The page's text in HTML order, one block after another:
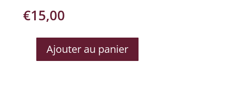
€15,00
QUANTITÉAjouter au panier